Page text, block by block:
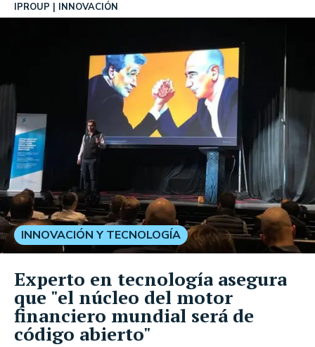
IPROUP INNOVACIÓN
INNOVACIÓN Y TECNOLOGÍA
Experto en tecnología asegura
que "el núcleo del motor
financiero mundial será de
código abierto"